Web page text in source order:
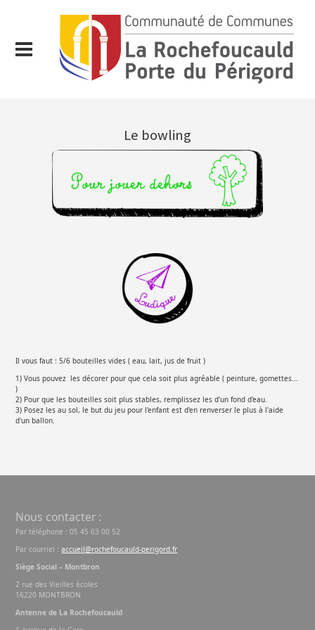
Le bowling
Il vous faut : 5/6 bouteilles vides ( eau, lait, jus de fruit )
1) Vous pouvez les décorer pour que cela soit plus agréable ( peinture, gomettes...
)
2) Pour que les bouteilles soit plus stables, remplissez les d'un fond d'eau.
3) Posez les au sol, le but du jeu pour l'enfant est d'en renverser le plus à l'aide
d'un ballon.
Nous contacter :
Par téléphone : 05 45 63 00 52
Par courriel :accueil@rochefoucauld-perigord.fr
Siège Social – Montbron
2 rue des Vieilles écoles
16220 MONTBRON
Antenne de La Rochefoucauld